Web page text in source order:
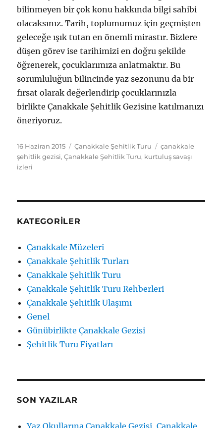
bilinmeyen bir çok konu hakkında bilgi sahibi
olacaksınız. Tarih, toplumumuz için geçmişten
geleceğe ışık tutan en önemli mirastır. Bizlere
düşen görev ise tarihimizi en doğru şekilde
öğrenerek, çocuklarımıza anlatmaktır. Bu
sorumluluğun bilincinde yaz sezonunu da bir
fırsat olarak değerlendirip çocuklarınızla
birlikte Çanakkale Şehitlik Gezisine katılmanızı
öneriyoruz.
Yayın
tarihi
16 Haziran 2015 Kategoriler
Çanakkale Şehitlik Turu Etiketler
çanakkale
şehitlik gezisi,Çanakkale Şehitlik Turu, kurtuluş savaşı
izleri
KATEGORILER
Çanakkale Müzeleri
Çanakkale Şehitlik Turları
Çanakkale Şehitlik Turu
Çanakkale Şehitlik Turu Rehberleri
Çanakkale Şehitlik Ulaşımı
Genel
Günübirlikte Çanakkale Gezisi
Şehitlik Turu Fiyatları
SON YAZILAR
Yaz Okullarına Çanakkale Gezisi, Çanakkale